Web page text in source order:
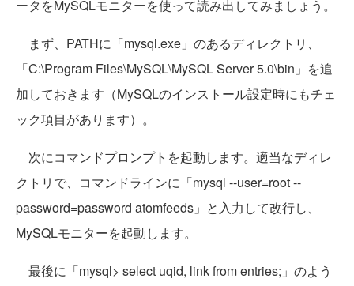
ータをMySQLモニターを使って読み出してみましょう。
まず、PATHに「mysql.exe」のあるディレクトリ、
「C:\Program Files\MySQL\MySQL Server 5.0\bin」を追
加しておきます（MySQLのインストール設定時にもチェ
ック項目があります）。
次にコマンドプロンプトを起動します。適当なディレ
クトリで、コマンドラインに「mysql --user=root --
password=password atomfeeds」と入力して改行し、
MySQLモニターを起動します。
最後に「mysql> select uqid, link from entries;」のよう